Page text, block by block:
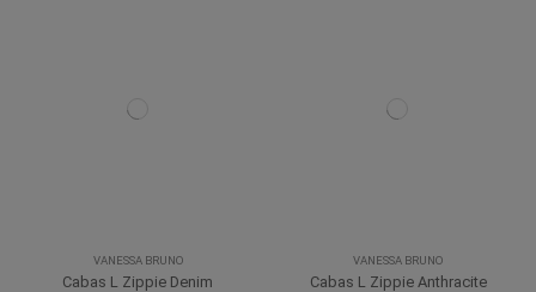
VANESSA BRUNO
Cabas L Zippie Denim
VANESSA BRUNO
Cabas L Zippie Anthracite